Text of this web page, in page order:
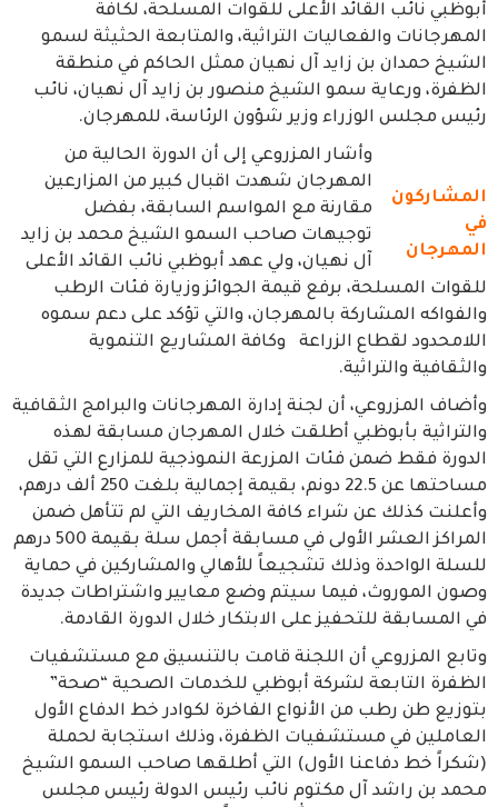
أبوظبي نائب القائد الأعلى للقوات المسلحة، لكافة
المهرجانات والفعاليات التراثية، والمتابعة الحثيثة لسمو
الشيخ حمدان بن زايد آل نهيان ممثل الحاكم في منطقة
الظفرة، ورعاية سمو الشيخ منصور بن زايد آل نهيان، نائب
رئيس مجلس الوزراء وزير شؤون الرئاسة، للمهرجان.
المشاركون
في
المهرجان
وأشار المزروعي إلى أن الدورة الحالية من
المهرجان شهدت اقبال كبير من المزارعين
مقارنة مع المواسم السابقة، بفضل
توجيهات صاحب السمو الشيخ محمد بن زايد
آل نهيان، ولي عهد أبوظبي نائب القائد الأعلى
للقوات المسلحة، برفع قيمة الجوائز وزيارة فئات الرطب
والفواكه المشاركة بالمهرجان، والتي تؤكد على دعم سموه
اللامحدود لقطاع الزراعة وكافة المشاريع التنموية
والثقافية والتراثية.
وأضاف المزروعي، أن لجنة إدارة المهرجانات والبرامج الثقافية
والتراثية بأبوظبي أطلقت خلال المهرجان مسابقة لهذه
الدورة فقط ضمن فئات المزرعة النموذجية للمزارع التي تقل
مساحتها عن 22.5 دونم، بقيمة إجمالية بلغت 250 ألف درهم،
وأعلنت كذلك عن شراء كافة المخاريف التي لم تتأهل ضمن
المراكز العشر الأولى في مسابقة أجمل سلة بقيمة 500 درهم
للسلة الواحدة وذلك تشجيعاً للأهالي والمشاركين في حماية
وصون الموروث، فيما سيتم وضع معايير واشتراطات جديدة
في المسابقة للتحفيز على الابتكار خلال الدورة القادمة.
وتابع المزروعي أن اللجنة قامت بالتنسيق مع مستشفيات
الظفرة التابعة لشركة أبوظبي للخدمات الصحية “صحة”
بتوزيع طن رطب من الأنواع الفاخرة لكوادر خط الدفاع الأول
العاملين في مستشفيات الظفرة، وذلك استجابة لحملة
(شكراً خط دفاعنا الأول) التي أطلقها صاحب السمو الشيخ
محمد بن راشد آل مكتوم نائب رئيس الدولة رئيس مجلس